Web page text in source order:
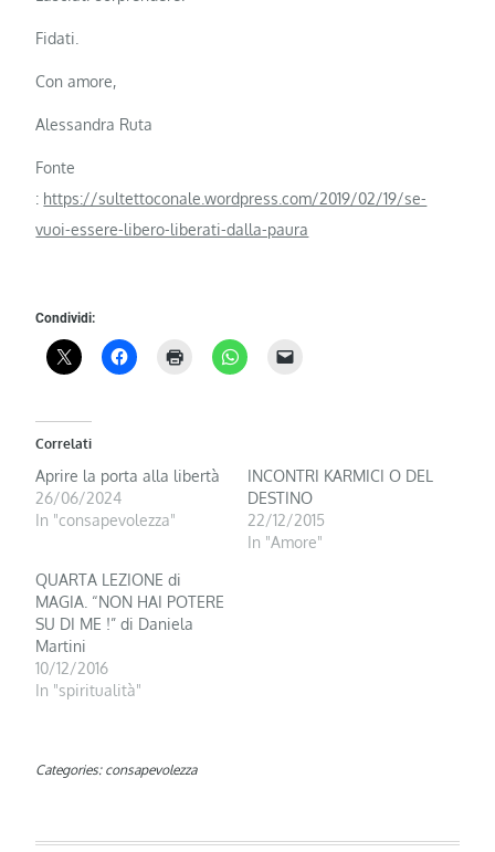
Fidati.
Con amore,
Alessandra Ruta
Fonte
: https://sultettoconale.wordpress.com/2019/02/19/se-
vuoi-essere-libero-liberati-dalla-paura
Condividi:
Correlati
Aprire la porta alla libertà
26/06/2024
In "consapevolezza"
INCONTRI KARMICI O DEL
DESTINO
22/12/2015
In "Amore"
QUARTA LEZIONE di
MAGIA. “NON HAI POTERE
SU DI ME !” di Daniela
Martini
10/12/2016
In "spiritualità"
Categories: consapevolezza